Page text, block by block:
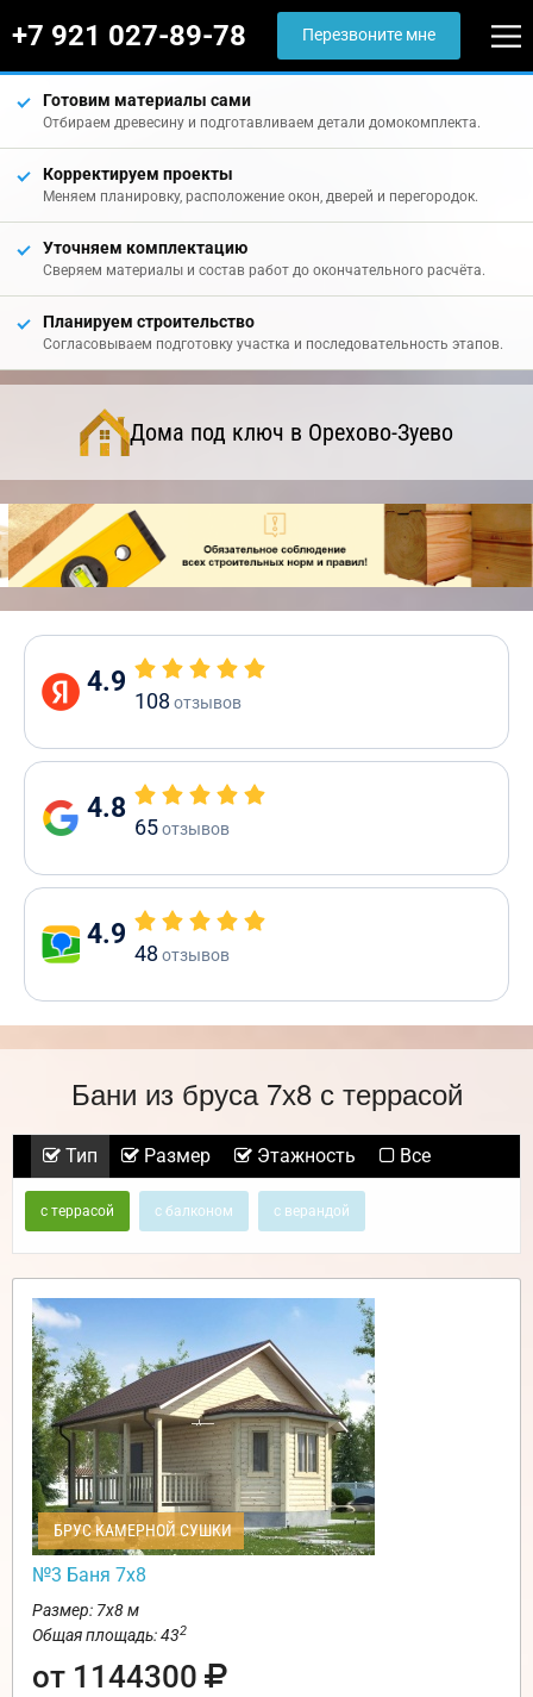
+7 921 027-89-78 Перезвоните мне
Готовим материалы сами
Отбираем древесину и подготавливаем детали домокомплекта.
Корректируем проекты
Меняем планировку, расположение окон, дверей и перегородок.
Уточняем комплектацию
Сверяем материалы и состав работ до окончательного расчёта.
Планируем строительство
Согласовываем подготовку участка и последовательность этапов.
Дома под ключ в Орехово-Зуево
4.9
108 отзывов
4.8
65отзывов
4.9
48 отзывов
Бани из бруса 7х8 с террасой
Тип Размер Этажность Все
с террасой с балконом с верандой
БРУС КАМЕРНОЙ СУШКИ
№3 Баня 7х8
Размер: 7х8 м
Общая площадь: 432
от 1144300